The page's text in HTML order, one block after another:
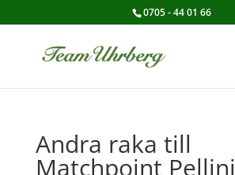
0705 - 44 01 66
Andra raka till
Matchpoint Pellini